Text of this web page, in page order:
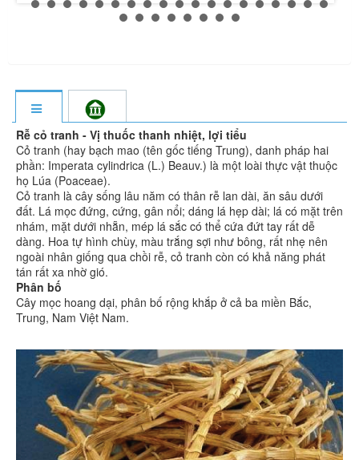
Rễ cỏ tranh - Vị thuốc thanh nhiệt, lợi tiểu
Cỏ tranh (hay bạch mao (tên gốc tiếng Trung), danh pháp hai
phần: Imperata cylindrica (L.) Beauv.) là một loài thực vật thuộc
họ Lúa (Poaceae).
Cỏ tranh là cây sống lâu năm có thân rễ lan dài, ăn sâu dưới
đất. Lá mọc đứng, cứng, gân nổi; dáng lá hẹp dài; lá có mặt trên
nhám, mặt dưới nhẵn, mép lá sắc có thể cứa đứt tay rất dễ
dàng. Hoa tự hình chùy, màu trắng sợi như bông, rất nhẹ nên
ngoài nhân giống qua chồi rễ, cỏ tranh còn có khả năng phát
tán rất xa nhờ gió.
Phân bố
Cây mọc hoang dại, phân bố rộng khắp ở cả ba miền Bắc,
Trung, Nam Việt Nam.